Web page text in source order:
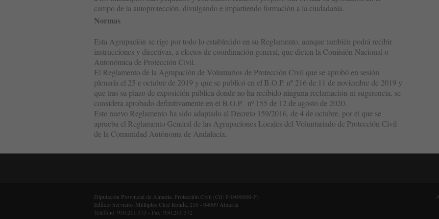
campo de la autoprotección, divulgando e impartiendo formación a la ciudadanía.
Normas
Esta Agrupación se rige por todo lo establecido en su Reglamento, aunque también podrá recibir
instrucciones y directivas, a efectos de coordinación general, que dicten la Comisión Nacional o
Autonómica de Protección Civil.
El Reglamento de la Agrupación de Voluntarios de Protección Civil que se aprobó en sesión
plenaria el 25 e octubre de 2019 y que se publicó en el B.O.P. nº 216 de 11 de noviembre de 2019 y
que tras su plazo de exposición pública donde no ha recibido ninguna reclamación ni sugerencia, se
considera aprobado definitivamente en el B.O.P. nº 155 de 12 de agosto de 2020.
Este nuevo Reglamento ha sido adaptado al Decreto 159/2016, de 4 de octubre, por el que se
aprueba el Reglamento General de las Agrupaciones Locales del Voluntariado de Protección Civil
de la Comunidad Autónoma de Andalucía.
Diputación Provincial de Almería. Protección Civil (Cif: P-0400000-F)
Edficio Servicios Múltiples Ctra/ Ronda, 216 - 04009 Almería
Teléfono: 950.211.373 - Fax: 950.211.372